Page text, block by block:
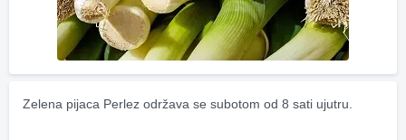
Zelena pijaca Perlez održava se subotom od 8 sati ujutru.